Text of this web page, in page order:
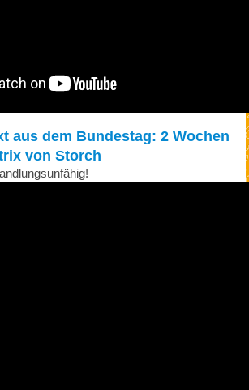
aus dem Bundestag: 2 Wochen
von Storch